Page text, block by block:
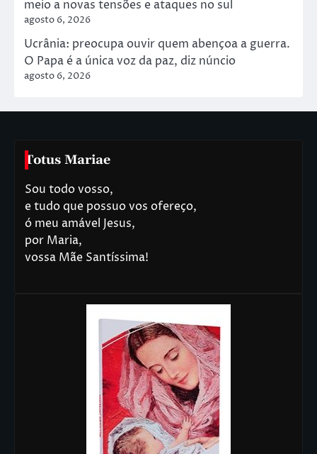
meio a novas tensões e ataques no sul
agosto 6, 2026
Ucrânia: preocupa ouvir quem abençoa a guerra.
O Papa é a única voz da paz, diz núncio
agosto 6, 2026
Totus Mariae
Sou todo vosso,
e tudo que possuo vos ofereço,
ó meu amável Jesus,
por Maria,
vossa Mãe Santíssima!